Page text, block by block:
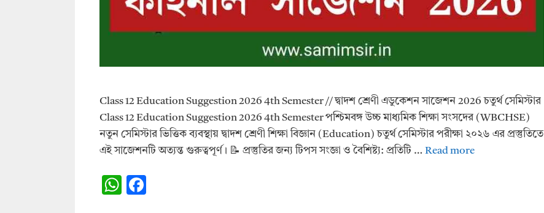
Class 12 Education Suggestion 2026 4th Semester // দ্বাদশ শ্রেণী এডুকেশন সাজেশন 2026 চতুর্থ সেমিস্টার
Class 12 Education Suggestion 2026 4th Semester পশ্চিমবঙ্গ উচ্চ মাধ্যমিক শিক্ষা সংসদের (WBCHSE)
নতুন সেমিস্টার ভিত্তিক ব্যবস্থায় দ্বাদশ শ্রেণী শিক্ষা বিজ্ঞান (Education) চতুর্থ সেমিস্টার পরীক্ষা ২০২৬ এর প্রস্তুতিতে
এই সাজেশনটি অত্যন্ত গুরুত্বপূর্ণ। 📝 প্রস্তুতির জন্য টিপস সংজ্ঞা ও বৈশিষ্ট্য: প্রতিটি … Read more
W